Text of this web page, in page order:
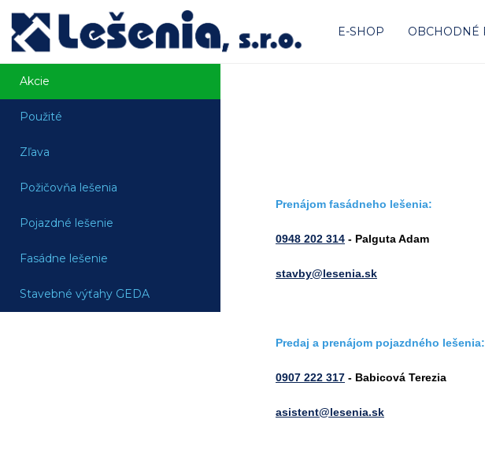
E-SHOP OBCHODNÉ
Akcie
Použité
Zľava
Požičovňa lešenia
Pojazdné lešenie
Fasádne lešenie
Stavebné výťahy GEDA
Prenájom fasádneho lešenia:
0948 202 314 - Palguta Adam
stavby@lesenia.sk
Predaj a prenájom pojazdného lešenia:
0907 222 317 - Babicová Terezia
asistent@lesenia.sk